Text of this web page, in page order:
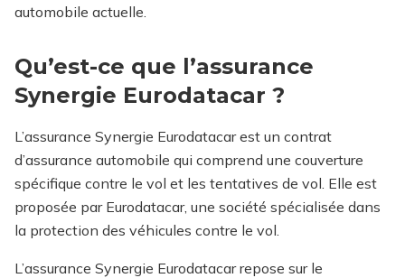
automobile actuelle.
Qu’est-ce que l’assurance
Synergie Eurodatacar ?
L’assurance Synergie Eurodatacar est un contrat
d’assurance automobile qui comprend une couverture
spécifique contre le vol et les tentatives de vol. Elle est
proposée par Eurodatacar, une société spécialisée dans
la protection des véhicules contre le vol.
L’assurance Synergie Eurodatacar repose sur le